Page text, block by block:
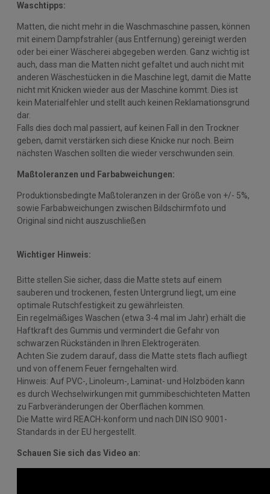
Waschtipps:
Matten, die nicht mehr in die Waschmaschine passen, können
mit einem Dampfstrahler (aus Entfernung) gereinigt werden
oder bei einer Wäscherei abgegeben werden. Ganz wichtig ist
auch, dass man die Matten nicht gefaltet und auch nicht mit
anderen Wäschestücken in die Maschine legt, damit die Matte
nicht mit Knicken wieder aus der Maschine kommt. Dies ist
kein Materialfehler und stellt auch keinen Reklamationsgrund
dar.
Falls dies doch mal passiert, auf keinen Fall in den Trockner
geben, damit verstärken sich diese Knicke nur noch. Beim
nächsten Waschen sollten die wieder verschwunden sein.
Maßtoleranzen und Farbabweichungen:
Produktionsbedingte Maßtoleranzen in der Größe von +/- 5%,
sowie Farbabweichungen zwischen Bildschirmfoto und
Original sind nicht auszuschließen
Wichtiger Hinweis:
Bitte stellen Sie sicher, dass die Matte stets auf einem
sauberen und trockenen, festen Untergrund liegt, um eine
optimale Rutschfestigkeit zu gewährleisten.
Ein regelmäßiges Waschen (etwa 3-4 mal im Jahr) erhält die
Haftkraft des Gummis und vermindert die Gefahr von
schwarzen Rückständen in Ihren Elektrogeräten.
Achten Sie zudem darauf, dass die Matte stets flach aufliegt
und von offenem Feuer ferngehalten wird.
Hinweis: Auf PVC-, Linoleum-, Laminat- und Holzböden kann
es durch Wechselwirkungen mit gummibeschichteten Matten
zu Farbveränderungen der Oberflächen kommen.
Die Matte wird REACH-konform und nach DIN ISO 9001-
Standards in der EU hergestellt.
Schauen Sie sich das Video an: